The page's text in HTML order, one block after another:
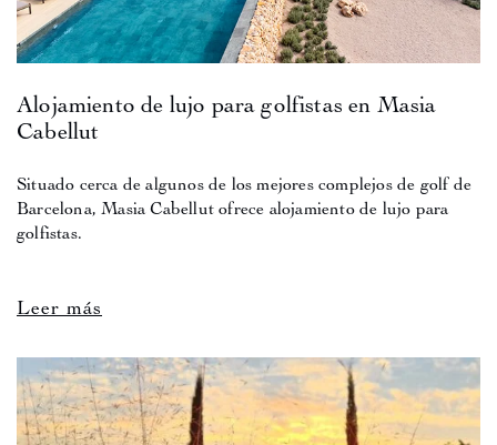
Alojamiento de lujo para golfistas en Masia
Cabellut
Situado cerca de algunos de los mejores complejos de golf de
Barcelona, Masia Cabellut ofrece alojamiento de lujo para
golfistas.
Leer más